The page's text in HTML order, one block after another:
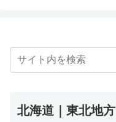
北海道｜東北地方